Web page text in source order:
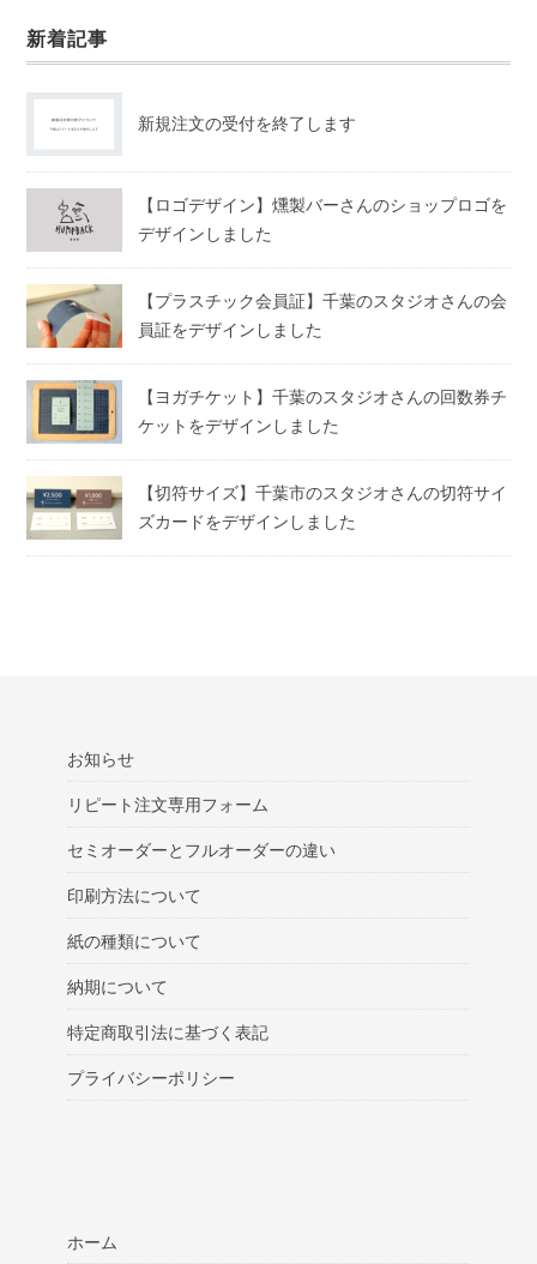
新着記事
新規注文の受付を終了します
【ロゴデザイン】燻製バーさんのショップロゴを
デザインしました
【プラスチック会員証】千葉のスタジオさんの会
員証をデザインしました
【ヨガチケット】千葉のスタジオさんの回数券チ
ケットをデザインしました
【切符サイズ】千葉市のスタジオさんの切符サイ
ズカードをデザインしました
お知らせ
リピート注文専用フォーム
セミオーダーとフルオーダーの違い
印刷方法について
紙の種類について
納期について
特定商取引法に基づく表記
プライバシーポリシー
ホーム